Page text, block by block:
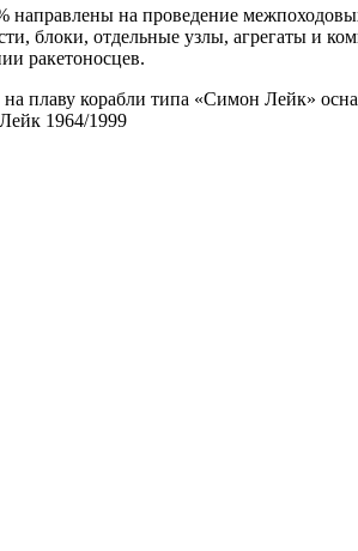
направлены на проведение
блоки, отдельные узлы, агрегаты и
ракетоносцев.
плаву корабли типа «Симон Лейк»
1964/1999